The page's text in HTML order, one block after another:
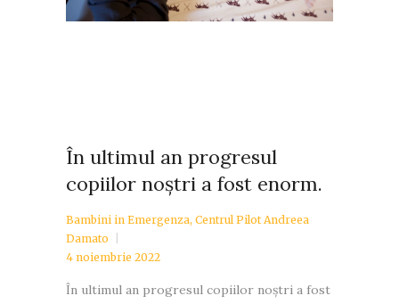
În ultimul an progresul
copiilor noștri a fost enorm.
Bambini in Emergenza, Centrul Pilot Andreea
Damato
4 noiembrie 2022
În ultimul an progresul copiilor noștri a fost